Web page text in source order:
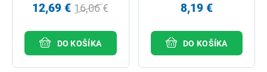
12,69 € 16,06 €
DO KOŠÍKA
8,19 €
DO KOŠÍKA